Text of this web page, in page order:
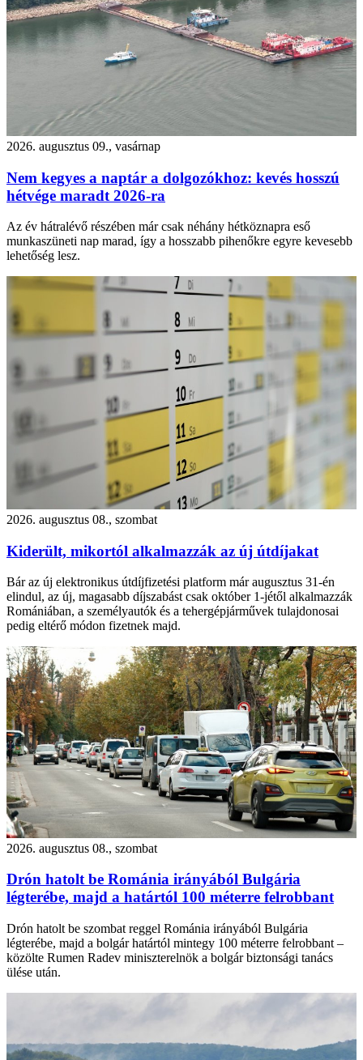
2026. augusztus 09., vasárnap
Nem kegyes a naptár a dolgozókhoz: kevés hosszú
hétvége maradt 2026-ra
Az év hátralévő részében már csak néhány hétköznapra eső
munkaszüneti nap marad, így a hosszabb pihenőkre egyre kevesebb
lehetőség lesz.
2026. augusztus 08., szombat
Kiderült, mikortól alkalmazzák az új útdíjakat
Bár az új elektronikus útdíjfizetési platform már augusztus 31-én
elindul, az új, magasabb díjszabást csak október 1-jétől alkalmazzák
Romániában, a személyautók és a tehergépjárművek tulajdonosai
pedig eltérő módon fizetnek majd.
2026. augusztus 08., szombat
Drón hatolt be Románia irányából Bulgária
légterébe, majd a határtól 100 méterre felrobbant
Drón hatolt be szombat reggel Románia irányából Bulgária
légterébe, majd a bolgár határtól mintegy 100 méterre felrobbant –
közölte Rumen Radev miniszterelnök a bolgár biztonsági tanács
ülése után.